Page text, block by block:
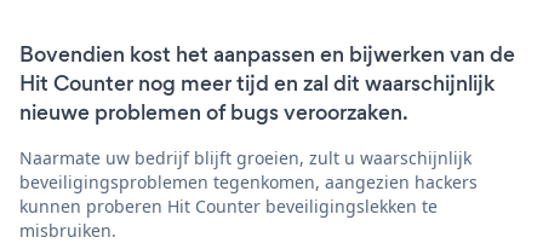
Bovendien kost het aanpassen en bijwerken van de
Hit Counter nog meer tijd en zal dit waarschijnlijk
nieuwe problemen of bugs veroorzaken.
Naarmate uw bedrijf blijft groeien, zult u waarschijnlijk
beveiligingsproblemen tegenkomen, aangezien hackers
kunnen proberen Hit Counter beveiligingslekken te
misbruiken.